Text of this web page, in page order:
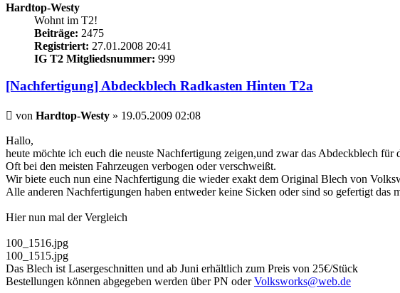
Hardtop-Westy
Wohnt im T2!
Beiträge: 2475
Registriert: 27.01.2008 20:41
IG T2 Mitgliedsnummer: 999
[Nachfertigung] Abdeckblech Radkasten Hinten T2a
Beitrag
von Hardtop-Westy » 19.05.2009 02:08
Hallo,
heute möchte ich euch die neuste Nachfertigung zeigen,und zwar das Abdeckblech für
Oft bei den meisten Fahrzeugen verbogen oder verschweißt.
Wir biete euch nun eine Nachfertigung die wieder exakt dem Original Blech von
Alle anderen Nachfertigungen haben entweder keine Sicken oder sind so gefertigt das
Hier nun mal der Vergleich
100_1516.jpg
100_1515.jpg
Das Blech ist Lasergeschnitten und ab Juni erhältlich zum Preis von 25€/Stück
Bestellungen können abgegeben werden über PN oderVolksworks@web.de